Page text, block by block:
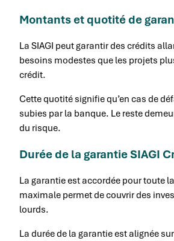
Montants et quotité de
La SIAGI peut garantir des crédits
besoins modestes que les projets
crédit.
Cette quotité signifie qu’en cas de
subies par la banque. Le reste
du risque.
Durée de la garantie SIAGI
La garantie est accordée pour toute
maximale permet de couvrir des
lourds.
La durée de la garantie est alignée